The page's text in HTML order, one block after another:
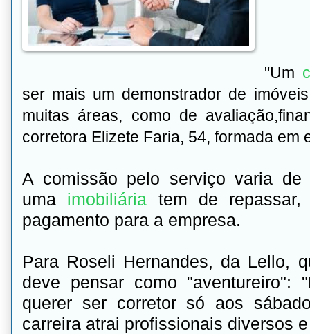
"Um
ser mais um demonstrador de
muitas áreas, como de
corretora Elizete Faria, 54, formada em
A comissão pelo serviço varia
uma imobiliária tem de
pagamento para a empresa.
Para Roseli Hernandes, da Lello,
deve pensar como "aventureiro":
querer ser corretor só aos
carreira atrai profissionais diversos